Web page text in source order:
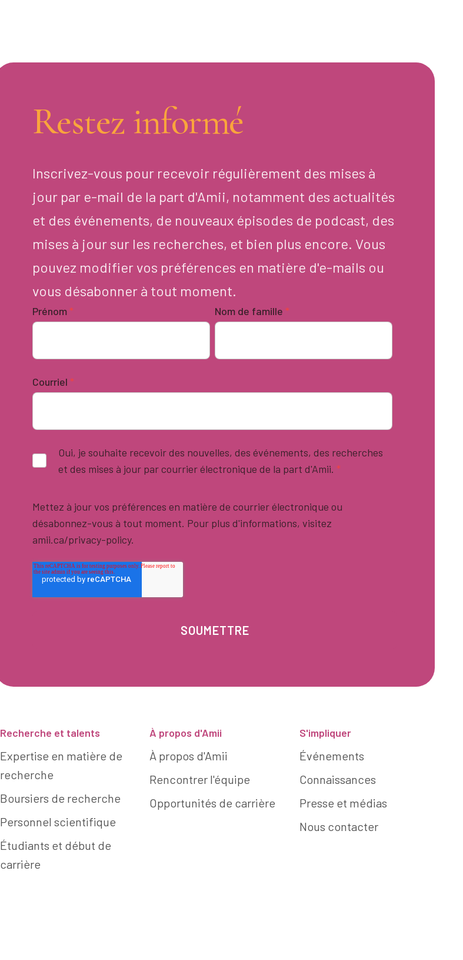
Restez informé
Inscrivez-vous pour recevoir régulièrement des mises à
jour par e-mail de la part d'Amii, notamment des actualités
et des événements, de nouveaux épisodes de podcast, des
mises à jour sur les recherches, et bien plus encore. Vous
pouvez modifier vos préférences en matière d'e-mails ou
vous désabonner à tout moment.
Prénom* Nom de famille *
Courriel *
Oui, je souhaite recevoir des nouvelles, des événements, des recherches
et des mises à jour par courrier électronique de la part d'Amii. *
Mettez à jour vos préférences en matière de courrier électronique ou
désabonnez-vous à tout moment. Pour plus d'informations, visitez
amii.ca/privacy-policy.
Recherche et talents
Expertise en matière de
recherche
Boursiers de recherche
Personnel scientifique
Étudiants et début de
carrière
À propos d'Amii
À propos d'Amii
Rencontrer l'équipe
Opportunités de carrière
S'impliquer
Événements
Connaissances
Presse et médias
Nous contacter